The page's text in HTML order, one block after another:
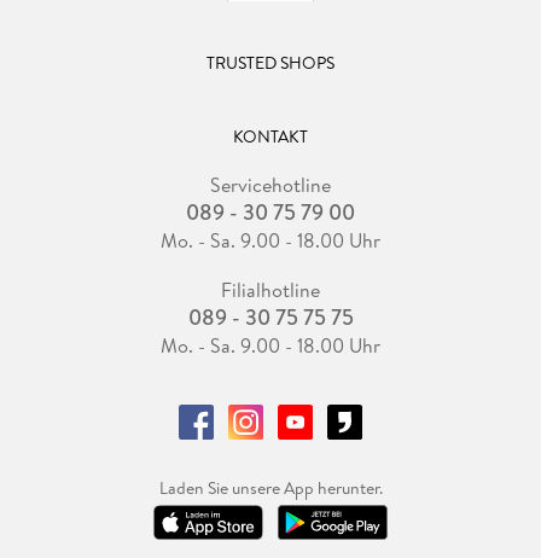
TRUSTED SHOPS
KONTAKT
Servicehotline
089 - 30 75 79 00
Mo. - Sa. 9.00 - 18.00 Uhr
Filialhotline
089 - 30 75 75 75
Mo. - Sa. 9.00 - 18.00 Uhr
Laden Sie unsere App herunter.